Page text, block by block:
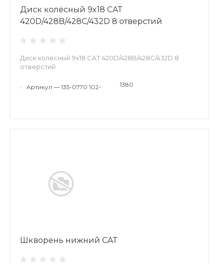
Диск колёсный 9x18 САТ
420D/428B/428C/432D 8 отверстий
Диск колёсный 9x18 САТ 420D/428B/428C/432D 8
отверстий
• Артикул — 135-0770 102- 1380
Шкворень нижний CAT